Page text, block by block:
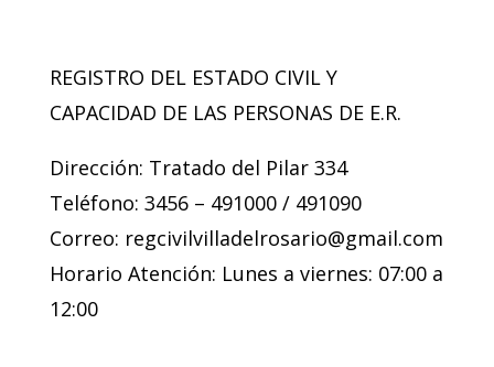
REGISTRO DEL ESTADO CIVIL Y
CAPACIDAD DE LAS PERSONAS DE E.R.
Dirección: Tratado del Pilar 334
Teléfono: 3456 – 491000 / 491090
Correo: regcivilvilladelrosario@gmail.com
Horario Atención: Lunes a viernes: 07:00 a
12:00